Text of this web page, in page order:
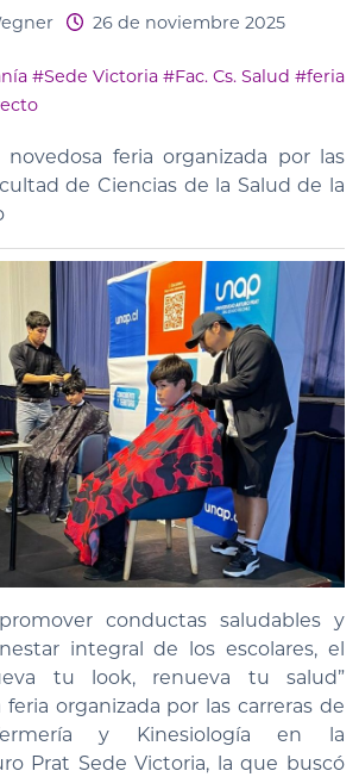
26 de noviembre 2025
#Sede Victoria #Fac. Cs. Salud #feria
feria organizada por las
de Ciencias de la Salud de la
conductas saludables y
integral de los escolares, el
tu look, renueva tu salud”
organizada por las carreras de
y Kinesiología en la
Prat Sede Victoria, la que buscó